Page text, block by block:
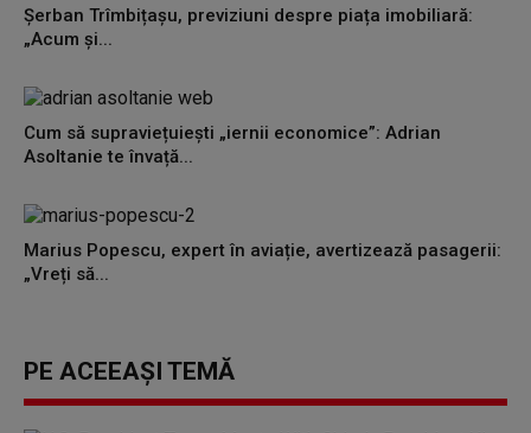
Șerban Trîmbițașu, previziuni despre piața imobiliară:
„Acum și...
Cum să supraviețuiești „iernii economice”: Adrian
Asoltanie te învață...
Marius Popescu, expert în aviație, avertizează pasagerii:
„Vreți să...
PE ACEEAȘI TEMĂ